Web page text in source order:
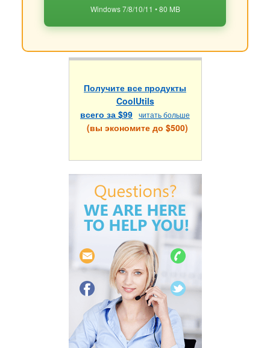
Windows 7/8/10/11 • 80 MB
Получите все продукты
CoolUtils
всего за $99 читать больше
(вы экономите до $500)